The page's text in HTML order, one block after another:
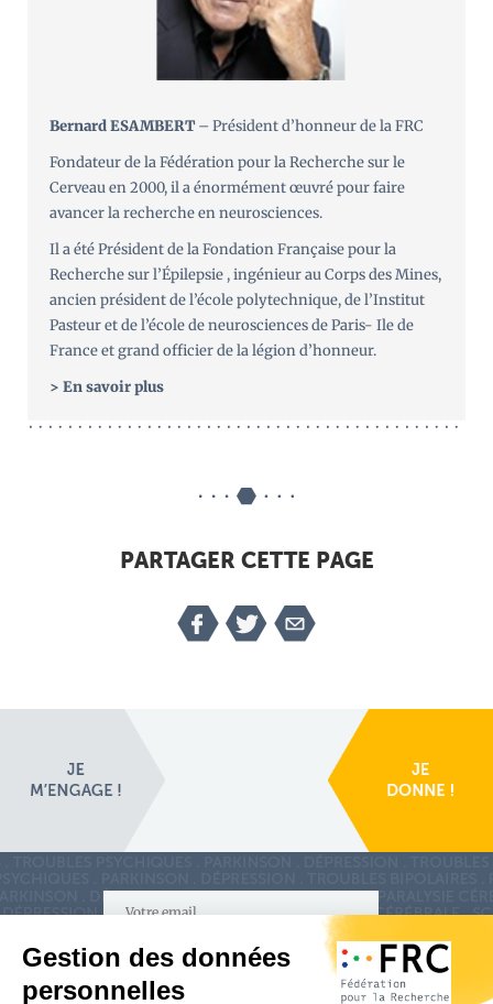
Bernard ESAMBERT– Président d’honneur de la FRC
Fondateur de la Fédération pour la Recherche sur le
Cerveau en 2000, il a énormément œuvré pour faire
avancer la recherche en neurosciences.
Il a été Président de la Fondation Française pour la
Recherche sur l’Épilepsie , ingénieur au Corps des Mines,
ancien président de l’école polytechnique, de l’Institut
Pasteur et de l’école de neurosciences de Paris- Ile de
France et grand officier de la légion d’honneur.
> En savoir plus
PARTAGER CETTE PAGE
S'inscrire à la newsletter